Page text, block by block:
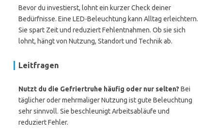
Bevor du investierst, lohnt ein kurzer Check deiner
Bedürfnisse. Eine LED-Beleuchtung kann Alltag erleichtern.
Sie spart Zeit und reduziert Fehlentnahmen. Ob sie sich
lohnt, hängt von Nutzung, Standort und Technik ab.
Leitfragen
Nutzt du die Gefriertruhe häufig oder nur selten? Bei
täglicher oder mehrmaliger Nutzung ist gute Beleuchtung
sehr sinnvoll. Sie beschleunigt Arbeitsabläufe und
reduziert Fehler.